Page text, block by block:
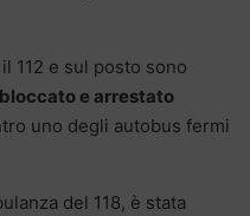
112 e sul posto sono
e arrestato
uno degli autobus fermi
del 118, è stata